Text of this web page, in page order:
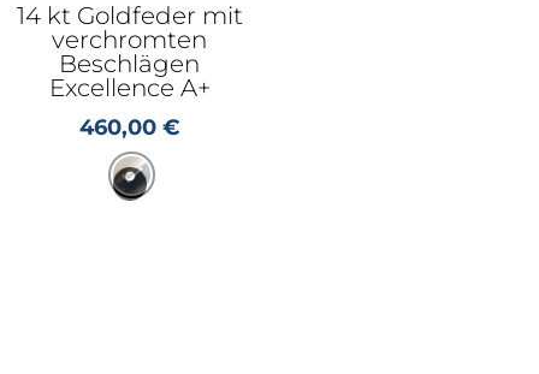
14 kt Goldfeder mit
verchromten
Beschlägen
Excellence A+
460,00 €